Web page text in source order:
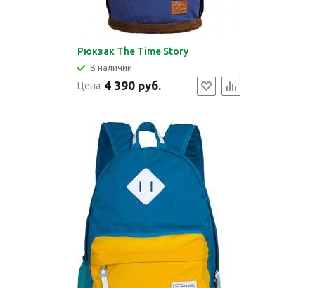
Рюкзак The Time Story
В наличии
Цена 4 390 руб.